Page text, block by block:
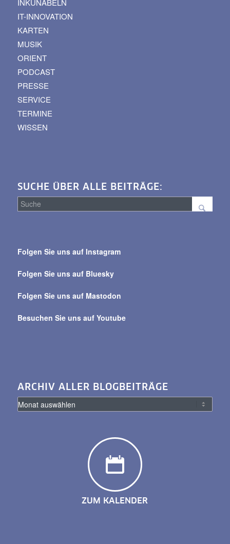
IT-INNOVATION
KARTEN
MUSIK
ORIENT
PODCAST
PRESSE
SERVICE
TERMINE
WISSEN
SUCHE ÜBER ALLE BEITRÄGE:
alle
Folgen Sie uns auf Instagram
Folgen Sie uns auf Bluesky
Folgen Sie uns auf Mastodon
Besuchen Sie uns auf Youtube
ARCHIV ALLER BLOGBEITRÄGE
ZUM KALENDER